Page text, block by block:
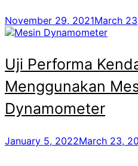
November 29, 2021March
Uji Performa
Menggunakan
Dynamometer
January 5, 2022March 23,